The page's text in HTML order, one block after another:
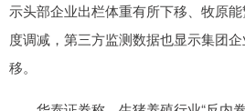
示头部企业出栏体重有所下移、牧原
度调减，第三方监测数据也显示集团
移。